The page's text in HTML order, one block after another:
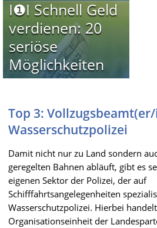
I❶I Schnell Geld
verdienen: 20
seriöse
Möglichkeiten
Top 3:
Wasserschutzpolizei
Damit nicht nur zu Land sondern
geregelten Bahnen abläuft, gibt es
eigenen Sektor der Polizei, der auf
Schifffahrtsangelegenheiten
Wasserschutzpolizei. Hierbei
Organisationseinheit der